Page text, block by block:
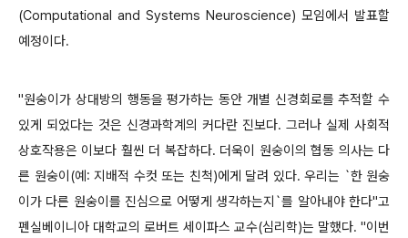
(Computational and Systems Neuro­science) 모임에서 발표할
예정이다.
"원숭이가 상대방의 행동을 평가하는 동안 개별 신경회로를 추적할 수
있게 되었다는 것은 신경과학계의 커다란 진보다. 그러나 실제 사회적
상호작용은 이보다 훨씬 더 복잡하다. 더욱이 원숭이의 협동 의사는 다
른 원숭이(예: 지배적 수컷 또는 친척)에게 달려 있다. 우리는 `한 원숭
이가 다른 원숭이를 진심으로 어떻게 생각하는지`를 알아내야 한다"고
펜실베이니아 대학교의 로버트 세이파스 교수(심리학)는 말했다. "이번